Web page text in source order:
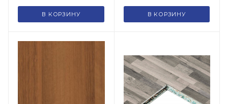
В КОРЗИНУ В КОРЗИНУ